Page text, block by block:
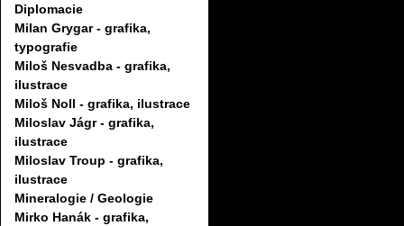
Diplomacie
Milan Grygar - grafika,
typografie
Miloš Nesvadba - grafika,
ilustrace
Miloš Noll - grafika, ilustrace
Miloslav Jágr - grafika,
ilustrace
Miloslav Troup - grafika,
ilustrace
Mineralogie / Geologie
Mirko Hanák - grafika,